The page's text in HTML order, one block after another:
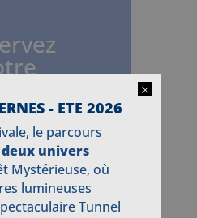
uniquement
en
places limité –
×
- ETE 2026
le parcours
deux univers
Mystérieuse, où
lumineuses
Tunnel